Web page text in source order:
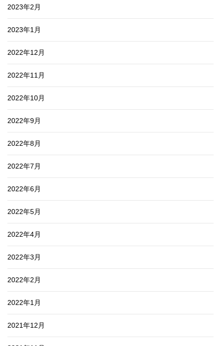
2023年2月
2023年1月
2022年12月
2022年11月
2022年10月
2022年9月
2022年8月
2022年7月
2022年6月
2022年5月
2022年4月
2022年3月
2022年2月
2022年1月
2021年12月